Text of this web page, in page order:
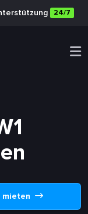
24/7
mieten